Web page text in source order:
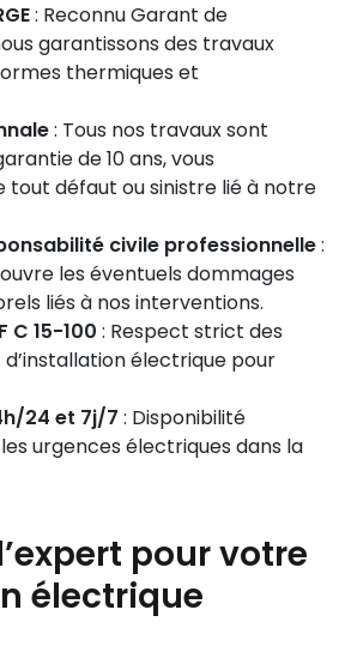
: Reconnu Garant de
garantissons des travaux
thermiques et
: Tous nos travaux sont
de 10 ans, vous
défaut ou sinistre lié à notre
civile professionnelle:
les éventuels dommages
liés à nos interventions.
C 15-100 : Respect strict des
électrique pour
24 et 7j/7 : Disponibilité
urgences électriques dans la
pour votre
électrique